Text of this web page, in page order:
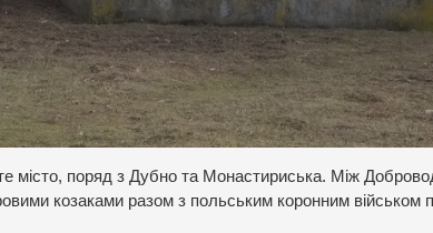
місто, поряд з Дубно та Монастириська. Між
козаками разом з польським коронним військом